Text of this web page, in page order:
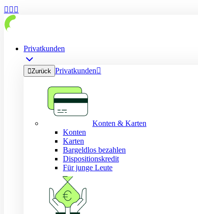
  
Privatkunden
Zurück Privatkunden
Konten & Karten
Konten
Karten
Bargeldlos bezahlen
Dispositionskredit
Für junge Leute